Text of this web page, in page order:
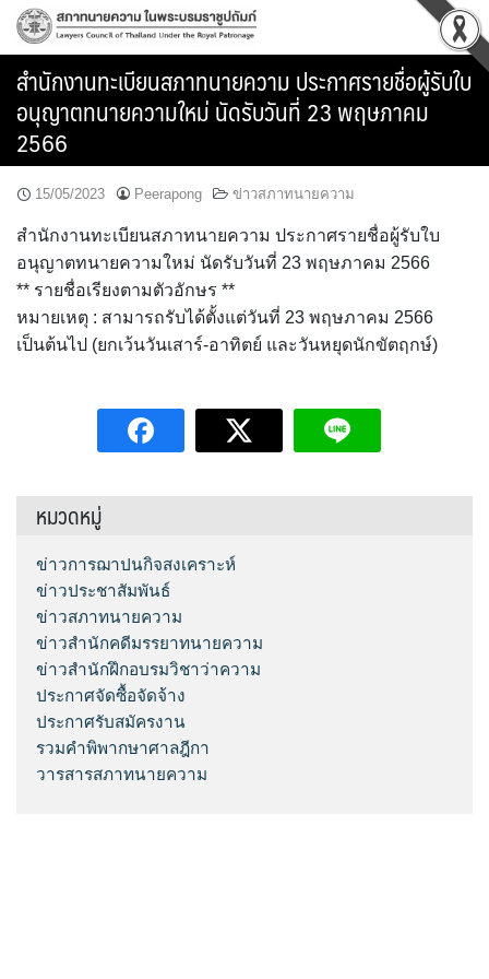
Skip
content
สำนักงานทะเบียนสภาทนายความ ประกาศรายชื่อผู้รับใบ
อนุญาตทนายความใหม่ นัดรับวันที่ 23 พฤษภาคม
2566
15/05/2023 Peerapong ข่าวสภาทนายความ
สำนักงานทะเบียนสภาทนายความ ประกาศรายชื่อผู้รับใบ
อนุญาตทนายความใหม่ นัดรับวันที่ 23 พฤษภาคม 2566
** รายชื่อเรียงตามตัวอักษร **
หมายเหตุ : สามารถรับได้ตั้งแต่วันที่ 23 พฤษภาคม 2566
เป็นต้นไป (ยกเว้นวันเสาร์-อาทิตย์ และวันหยุดนักขัตฤกษ์)
หมวดหมู่
ข่าวการฌาปนกิจสงเคราะห์
ข่าวประชาสัมพันธ์
ข่าวสภาทนายความ
ข่าวสำนักคดีมรรยาทนายความ
ข่าวสำนักฝึกอบรมวิชาว่าความ
ประกาศจัดซื้อจัดจ้าง
ประกาศรับสมัครงาน
รวมคำพิพากษาศาลฎีกา
วารสารสภาทนายความ